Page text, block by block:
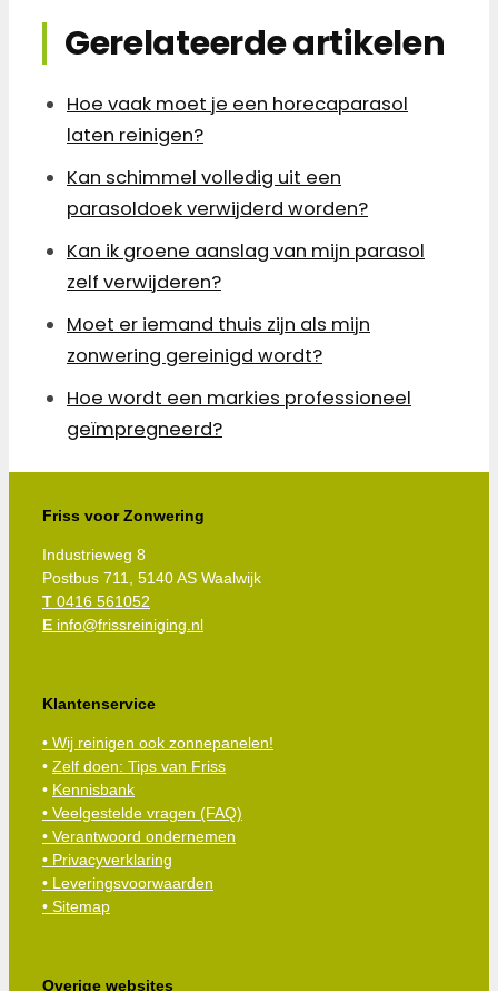
Gerelateerde artikelen
Hoe vaak moet je een horecaparasol
laten reinigen?
Kan schimmel volledig uit een
parasoldoek verwijderd worden?
Kan ik groene aanslag van mijn parasol
zelf verwijderen?
Moet er iemand thuis zijn als mijn
zonwering gereinigd wordt?
Hoe wordt een markies professioneel
geïmpregneerd?
Friss voor Zonwering
Industrieweg 8
Postbus 711, 5140 AS Waalwijk
T 0416 561052
E info@frissreiniging.nl
Klantenservice
• Wij reinigen ook zonnepanelen!
• Zelf doen: Tips van Friss
• Kennisbank
• Veelgestelde vragen (FAQ)
• Verantwoord ondernemen
• Privacyverklaring
• Leveringsvoorwaarden
• Sitemap
Overige websites